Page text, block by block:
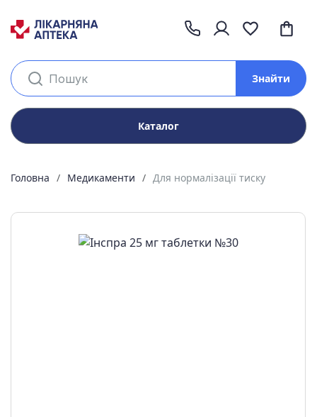
Каталог
Знайти
Головна Медикаменти Для нормалізації тиску